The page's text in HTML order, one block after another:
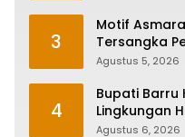
3
Motif
Tersangka
Online di
Agustus 5, 2026
4
Bupati Barru
Lingkungan
Sulsel
Agustus 6, 2026